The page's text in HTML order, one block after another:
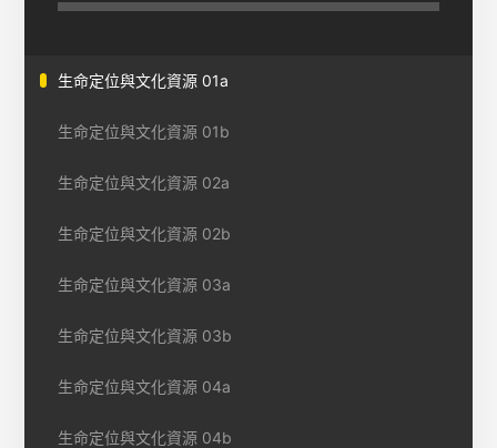
生命定位與文化資源 01a
生命定位與文化資源 01b
生命定位與文化資源 02a
生命定位與文化資源 02b
生命定位與文化資源 03a
生命定位與文化資源 03b
生命定位與文化資源 04a
生命定位與文化資源 04b